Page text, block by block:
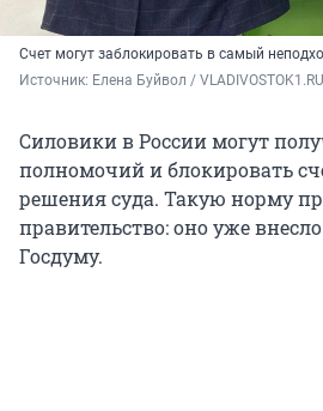
Счет могут заблокировать в самый
Источник: Елена Буйвол / VLADIVOSTOK1.RU
Силовики в России могут
полномочий и блокировать
решения суда. Такую норму
правительство: оно уже внесло
Госдуму.